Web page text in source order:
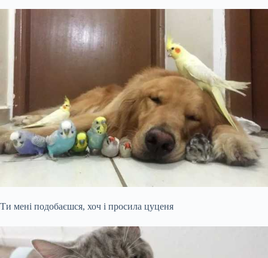
Ти мені подобаєшся, хоч і просила цуценя